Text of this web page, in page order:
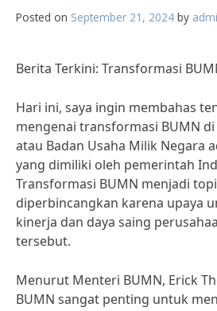
Posted on September 21, 2024 by
Berita Terkini: Transformasi
Hari ini, saya ingin membahas
mengenai transformasi BUMN
atau Badan Usaha Milik Negara
yang dimiliki oleh pemerintah
Transformasi BUMN menjadi
diperbincangkan karena upaya
kinerja dan daya saing
tersebut.
Menurut Menteri BUMN, Erick
BUMN sangat penting untuk